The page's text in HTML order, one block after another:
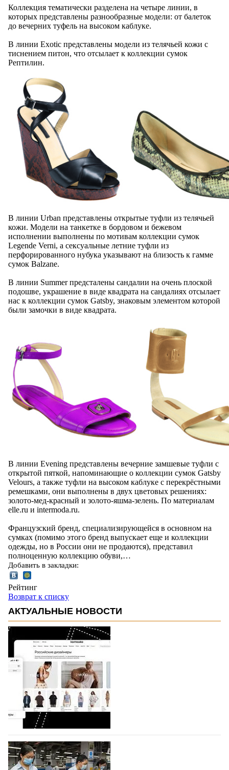
Коллекция тематически разделена на четыре линии, в
которых представлены разнообразные модели: от балеток
до вечерних туфель на высоком каблуке.
В линии Exotic представлены модели из телячьей кожи с
тиснением питон, что отсылает к коллекции сумок
Рептилин.
В линии Urban представлены открытые туфли из телячьей
кожи. Модели на танкетке в бордовом и бежевом
исполнении выполнены по мотивам коллекции сумок
Legende Verni, а сексуальные летние туфли из
перфорированного нубука указывают на близость к гамме
сумок Balzane.
В линии Summer предсталены сандалии на очень плоской
подошве, украшение в виде квадрата на сандалиях отсылает
нас к коллекции сумок Gatsby, знаковым элементом которой
были замочки в виде квадрата.
В линии Evening представлены вечерние замшевые туфли с
открытой пяткой, напоминающие о коллекции сумок Gatsby
Velours, а также туфли на высоком каблуке с перекрёстными
ремешками, они выполнены в двух цветовых решениях:
золото-мед-красный и золото-яшма-зелень. По материалам
elle.ru и intermoda.ru.
Французский бренд, специализирующейся в основном на
сумках (помимо этого бренд выпускает еще и коллекции
одежды, но в России они не продаются), представил
полноценную коллекцию обуви,…
Добавить в закладки:
Рейтинг
Возврат к списку
АКТУАЛЬНЫЕ НОВОСТИ
На платформе Lamoda - новый раздел и
условия продвижения локальных